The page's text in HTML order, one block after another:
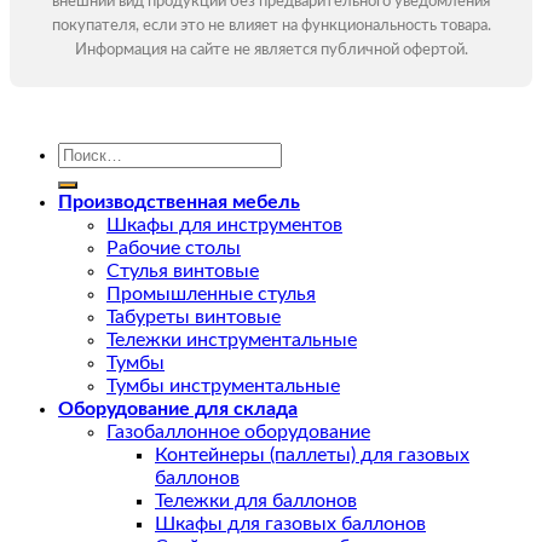
покупателя, если это не влияет на функциональность товара.
Информация на сайте не является публичной офертой.
Искать:
Производственная мебель
Шкафы для инструментов
Рабочие столы
Стулья винтовые
Промышленные стулья
Табуреты винтовые
Тележки инструментальные
Тумбы
Тумбы инструментальные
Оборудование для склада
Газобаллонное оборудование
Контейнеры (паллеты) для газовых
баллонов
Тележки для баллонов
Шкафы для газовых баллонов